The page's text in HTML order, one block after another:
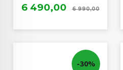
Tilbud
6 490,00 6 990,00Rabatt
-30%